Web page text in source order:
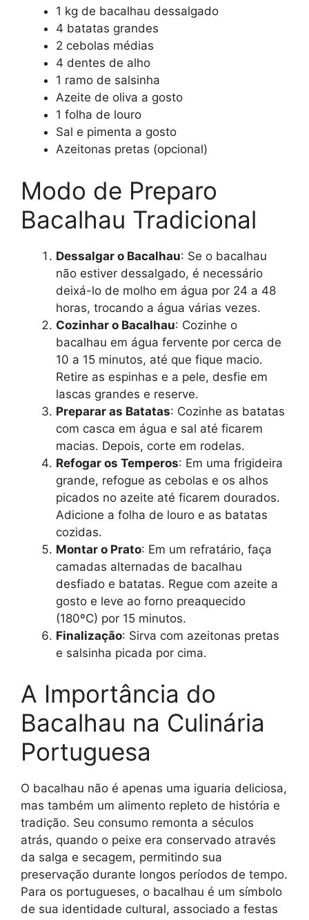
1 kg de bacalhau dessalgado
4 batatas grandes
2 cebolas médias
4 dentes de alho
1 ramo de salsinha
Azeite de oliva a gosto
1 folha de louro
Sal e pimenta a gosto
Azeitonas pretas (opcional)
Modo de Preparo
Bacalhau Tradicional
Dessalgar o Bacalhau: Se o bacalhau
não estiver dessalgado, é necessário
deixá-lo de molho em água por 24 a 48
horas, trocando a água várias vezes.
Cozinhar o Bacalhau: Cozinhe o
bacalhau em água fervente por cerca de
10 a 15 minutos, até que fique macio.
Retire as espinhas e a pele, desfie em
lascas grandes e reserve.
Preparar as Batatas: Cozinhe as batatas
com casca em água e sal até ficarem
macias. Depois, corte em rodelas.
Refogar os Temperos: Em uma frigideira
grande, refogue as cebolas e os alhos
picados no azeite até ficarem dourados.
Adicione a folha de louro e as batatas
cozidas.
Montar o Prato: Em um refratário, faça
camadas alternadas de bacalhau
desfiado e batatas. Regue com azeite a
gosto e leve ao forno preaquecido
(180ºC) por 15 minutos.
Finalização: Sirva com azeitonas pretas
e salsinha picada por cima.
A Importância do
Bacalhau na Culinária
Portuguesa
O bacalhau não é apenas uma iguaria deliciosa,
mas também um alimento repleto de história e
tradição. Seu consumo remonta a séculos
atrás, quando o peixe era conservado através
da salga e secagem, permitindo sua
preservação durante longos períodos de tempo.
Para os portugueses, o bacalhau é um símbolo
de sua identidade cultural, associado a festas